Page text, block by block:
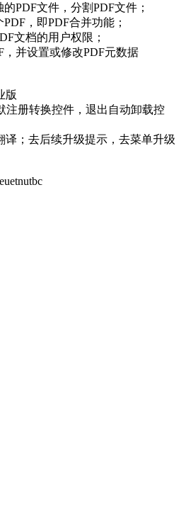
PDF文件，分割PDF文件；
，即PDF合并功能；
文档的用户权限；
并设置或修改PDF元数据
版
注册转换控件，退出自动卸载控
译；去后续升级提示，去菜单升级